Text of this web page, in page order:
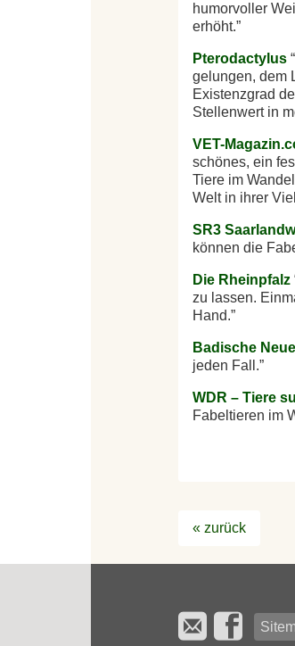
humorvoller
erhöht.
Pterodactylus
gelungen, dem
Existenzgrad
Stellenwert in
VET-
schönes, ein
Tiere im
Welt in ihrer
SR3
können die
Die Rheinpfalz
zu lassen.
Hand.
Badische
jeden Fall.
WDR – Tiere
Fabeltieren im
« zurück